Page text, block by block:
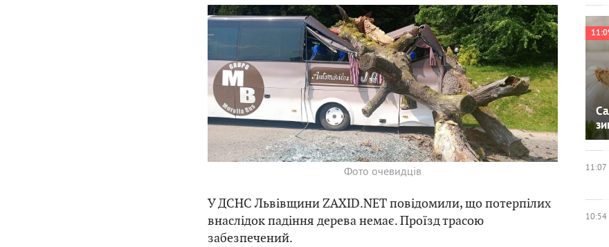
Фото очевидців
У ДСНС Львівщини ZAXID.NET повідомили, що потерпілих
внаслідок падіння дерева немає. Проїзд трасою
забезпечений.
11:07
10:54